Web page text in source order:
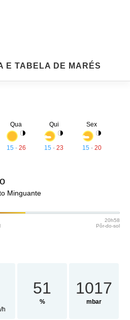
E TABELA DE MARÉS
Minguante
20h58
Pôr-do-sol
Qua
15 - 26
Qui
15 - 23
Sex
15 - 20
h
51
%
1017
mbar